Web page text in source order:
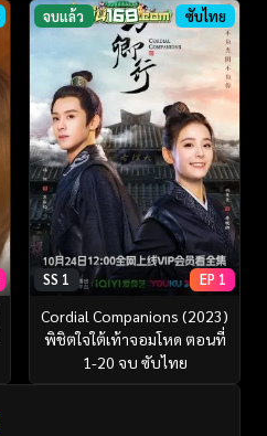
จบแล้ว ซับไทย
SS 1 EP 1
Cordial Companions (2023)
พิชิตใจใต้เท้าจอมโหด ตอนที่
1-20 จบ ซับไทย